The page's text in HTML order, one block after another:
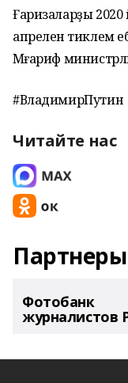
Ғаризаларҙы
апреленә тиклем
Мәғариф
#ВладимирПутин
Читайте нас
Партнеры
Фотобанк
журналистов